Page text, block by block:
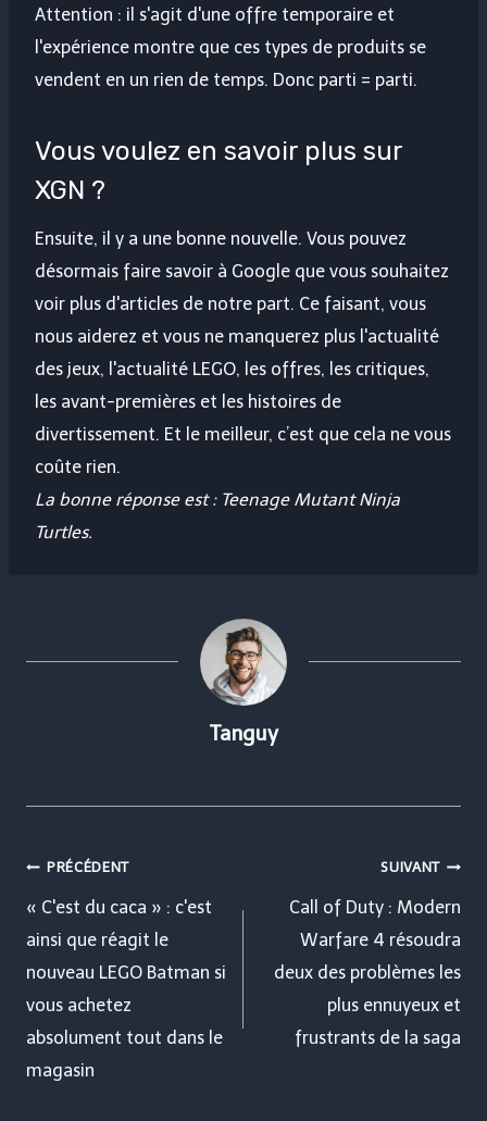
Attention : il s'agit d'une offre temporaire et
l'expérience montre que ces types de produits se
vendent en un rien de temps. Donc parti = parti.
Vous voulez en savoir plus sur
XGN ?
Ensuite, il y a une bonne nouvelle. Vous pouvez
désormais faire savoir à Google que vous souhaitez
voir plus d'articles de notre part. Ce faisant, vous
nous aiderez et vous ne manquerez plus l'actualité
des jeux, l'actualité LEGO, les offres, les critiques,
les avant-premières et les histoires de
divertissement. Et le meilleur, c’est que cela ne vous
coûte rien.
La bonne réponse est : Teenage Mutant Ninja
Turtles.
Tanguy
Navigation
de
l’article
PRÉCÉDENT
« C'est du caca » : c'est
ainsi que réagit le
nouveau LEGO Batman si
vous achetez
absolument tout dans le
magasin
SUIVANT
Call of Duty : Modern
Warfare 4 résoudra
deux des problèmes les
plus ennuyeux et
frustrants de la saga